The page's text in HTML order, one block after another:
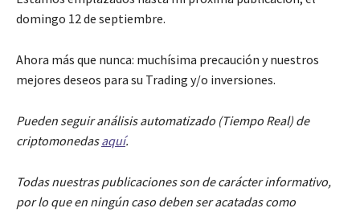
domingo 12 de septiembre.
Ahora más que nunca: muchísima precaución y nuestros
mejores deseos para su Trading y/o inversiones.
Pueden seguir análisis automatizado (Tiempo Real) de
criptomonedasaquí.
Todas nuestras publicaciones son de carácter informativo,
por lo que en ningún caso deben ser acatadas como